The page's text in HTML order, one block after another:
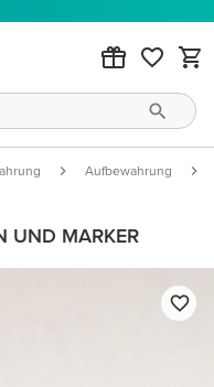
Aufbewahrung
UND MARKER